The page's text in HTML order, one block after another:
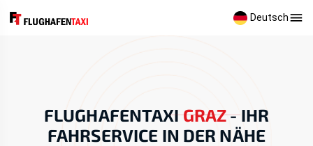
Deutsch
FLUGHAFENTAXI GRAZ-IHR
FAHRSERVICE IN DER NÄHE